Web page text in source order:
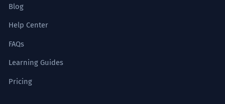
Blog
Help Center
FAQs
Learning Guides
Pricing